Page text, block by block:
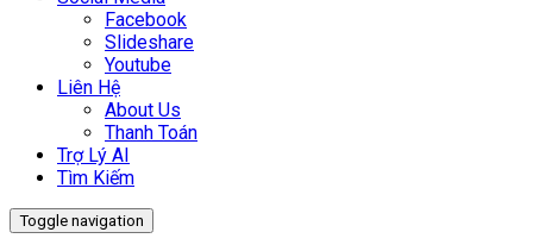
Facebook
Slideshare
Youtube
Liên Hệ
About Us
Thanh Toán
Trợ Lý AI
Tìm Kiếm
Toggle navigation